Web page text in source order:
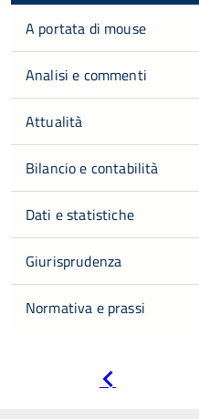
A portata di mouse
Analisi e commenti
Attualità
Bilancio e contabilità
Dati e statistiche
Giurisprudenza
Normativa e prassi